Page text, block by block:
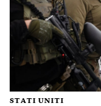
STATI UNITI